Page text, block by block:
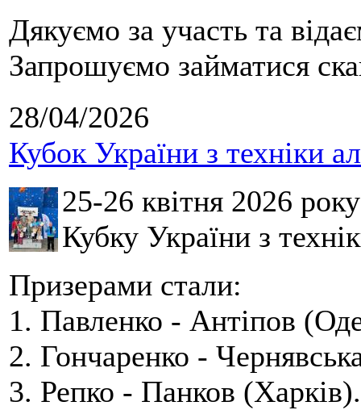
Дякуємо за участь та
Запрошуємо займатися
28/04/2026
Кубок України з техніки
25-26 квітня 2026
Кубку України з
Призерами стали:
1. Павленко - Антіпов
2. Гончаренко -
3. Репко - Панков (Харків).